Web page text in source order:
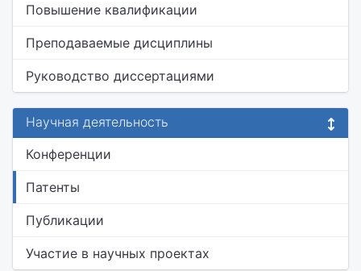
Повышение квалификации
Преподаваемые дисциплины
Руководство диссертациями
Научная деятельность
Конференции
Патенты
Публикации
Участие в научных проектах